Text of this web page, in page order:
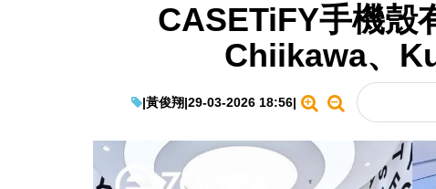
CASETiFY手機殼
Chiikawa、
|黃俊翔|29-03-2026 18:56|